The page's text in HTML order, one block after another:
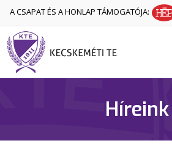
A CSAPAT ÉS A HONLAP TÁMOGATÓJA:
Híreink